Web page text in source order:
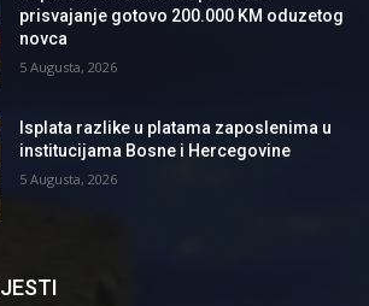
prisvajanje gotovo 200.000 KM oduzetog
novca
5 Augusta, 2026
Isplata razlike u platama zaposlenima u
institucijama Bosne i Hercegovine
5 Augusta, 2026